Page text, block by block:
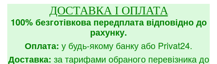
ДОСТАВКА І ОПЛАТА
100% безготівкова передплата відповідно до
рахунку.
Оплата: у будь-якому банку або Privat24.
Доставка: за тарифами обраного перевізника до